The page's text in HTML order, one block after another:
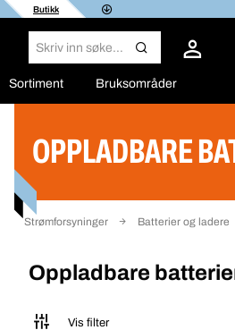
Butikk
Sortiment Bruksområder
OPPLADBARE
Strømforsyninger Batterier og ladere
Oppladbare
Vis filter
Filter